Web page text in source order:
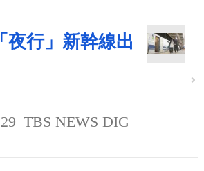
夜行」新幹線出
TBS NEWS DIG